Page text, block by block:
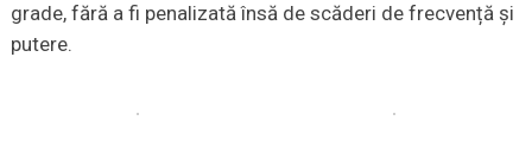
grade, fără a fi penalizată însă de scăderi de frecvență și
putere.